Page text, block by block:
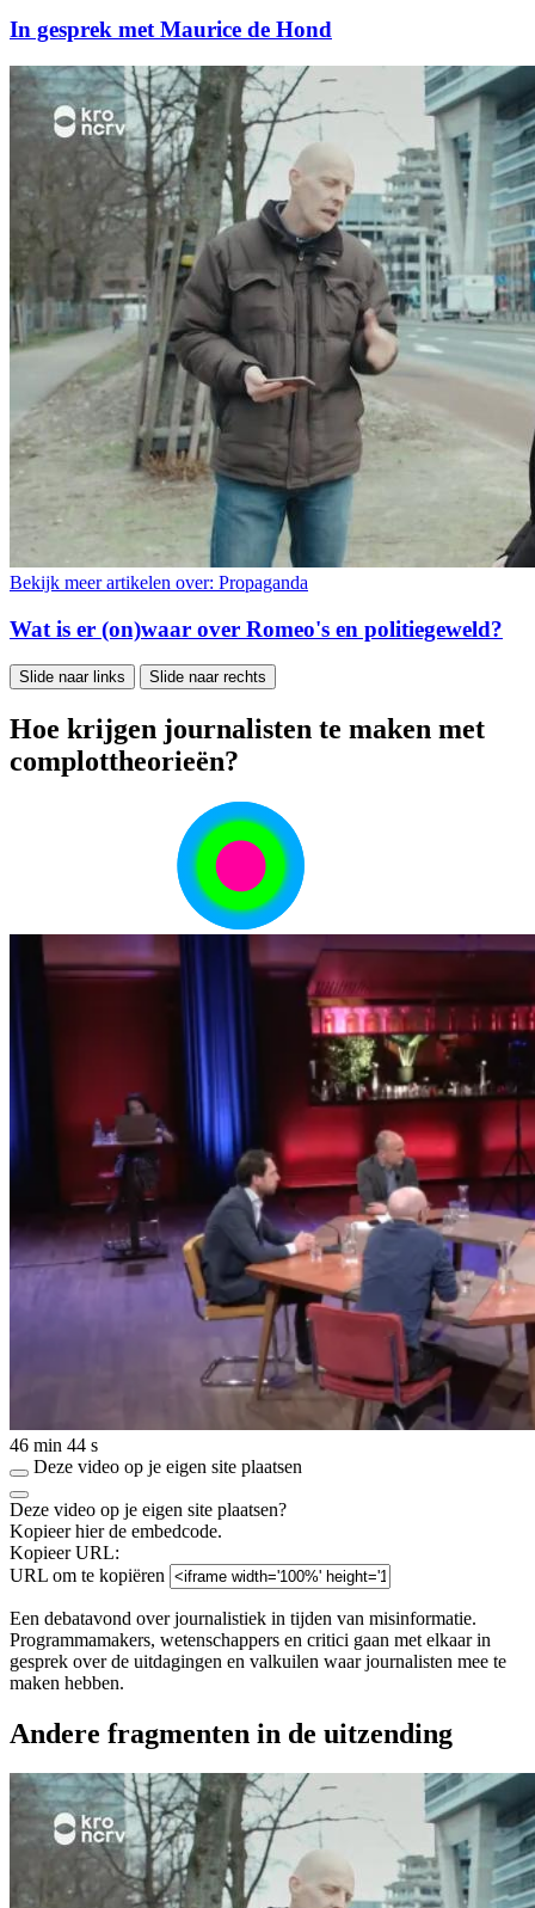
In gesprek met Maurice de Hond
Bekijk meer artikelen over: Propaganda
Wat is er (on)waar over Romeo's en politiegeweld?
Slide naar links Slide naar rechts
Hoe krijgen journalisten te maken met
complottheorieën?
46 min 44 s
Deze video op je eigen site plaatsen
Deze video op je eigen site plaatsen?
Kopieer hier de embedcode.
Kopieer URL:
URL om te kopiëren
Een debatavond over journalistiek in tijden van misinformatie.
Programmamakers, wetenschappers en critici gaan met elkaar in
gesprek over de uitdagingen en valkuilen waar journalisten mee te
maken hebben.
Andere fragmenten in de uitzending